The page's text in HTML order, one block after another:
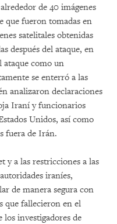
de 40 imágenes
que fueron tomadas en
satelitales obtenidas
después del ataque, en
ataque como un
se enterró a las
analizaron declaraciones
Iraní y funcionarios
Unidos, así como
fuera de Irán.
y a las restricciones a las
iraníes,
de manera segura con
que fallecieron en el
investigadores de